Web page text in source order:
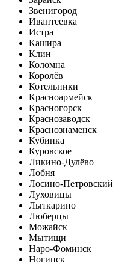
Звенигород
Ивантеевка
Истра
Кашира
Клин
Коломна
Королёв
Котельники
Красноармейск
Красногорск
Краснозаводск
Краснознаменск
Кубинка
Куровское
Ликино-Дулёво
Лобня
Лосино-Петровский
Луховицы
Лыткарино
Люберцы
Можайск
Мытищи
Наро-Фоминск
Ногинск